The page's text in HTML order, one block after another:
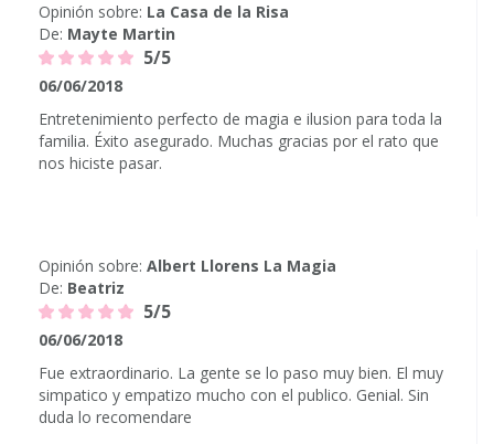
Opinión sobre: La Casa de la Risa
De: Mayte Martin
5/5
06/06/2018
Entretenimiento perfecto de magia e ilusion para toda la
familia. Éxito asegurado. Muchas gracias por el rato que
nos hiciste pasar.
Opinión sobre: Albert Llorens La Magia
De: Beatriz
5/5
06/06/2018
Fue extraordinario. La gente se lo paso muy bien. El muy
simpatico y empatizo mucho con el publico. Genial. Sin
duda lo recomendare